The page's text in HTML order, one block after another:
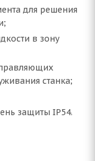
для решения
в зону
станка;
защиты IP54.